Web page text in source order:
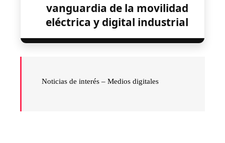
vanguardia de la movilidad
eléctrica y digital industrial
Noticias de interés – Medios digitales